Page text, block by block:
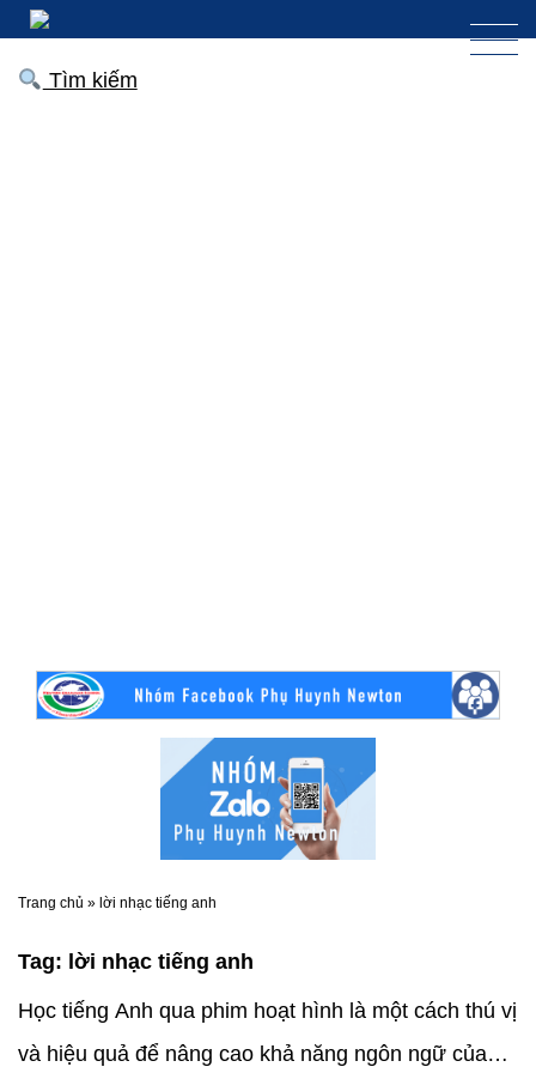
Tìm kiếm
Trang chủ » lời nhạc tiếng anh
Tag: lời nhạc tiếng anh
Học tiếng Anh qua phim hoạt hình là một cách thú vị
và hiệu quả để nâng cao khả năng ngôn ngữ của